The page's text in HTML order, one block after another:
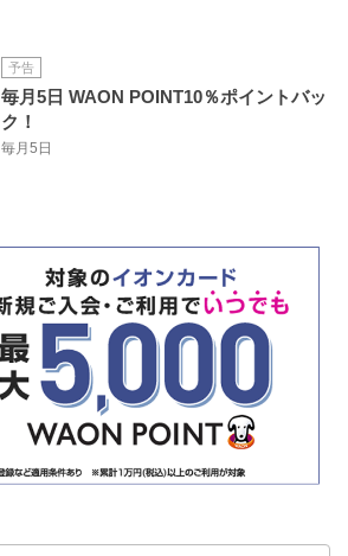
予告
毎月5日 WAON POINT10％ポイントバッ
ク！
毎月5日